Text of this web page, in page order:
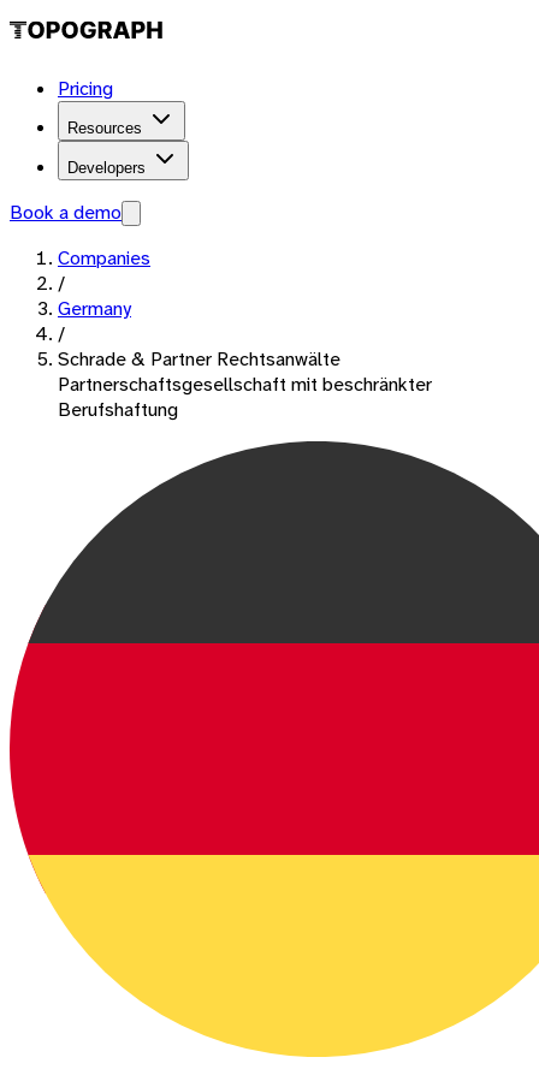
Pricing
Resources
Developers
Book a demo
Companies
/
Germany
/
Schrade & Partner Rechtsanwälte
Partnerschaftsgesellschaft mit beschränkter
Berufshaftung